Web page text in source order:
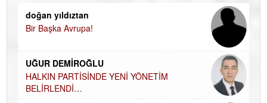
doğan yıldıztan
Bir Başka Avrupa!
UĞUR DEMİROĞLU
HALKIN PARTİSİNDE YENİ YÖNETİM
BELİRLENDİ…